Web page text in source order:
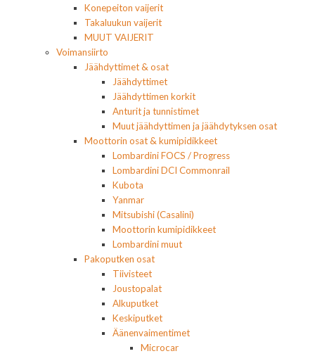
Konepeiton vaijerit
Takaluukun vaijerit
MUUT VAIJERIT
Voimansiirto
Jäähdyttimet & osat
Jäähdyttimet
Jäähdyttimen korkit
Anturit ja tunnistimet
Muut jäähdyttimen ja jäähdytyksen osat
Moottorin osat & kumipidikkeet
Lombardini FOCS / Progress
Lombardini DCI Commonrail
Kubota
Yanmar
Mitsubishi (Casalini)
Moottorin kumipidikkeet
Lombardini muut
Pakoputken osat
Tiivisteet
Joustopalat
Alkuputket
Keskiputket
Äänenvaimentimet
Microcar